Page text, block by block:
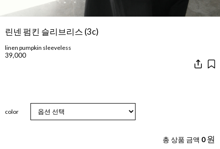
린넨 펌킨 슬리브리스 (3c)
linen pumpkin sleeveless
39,000
color
총 상품 금액 0 원